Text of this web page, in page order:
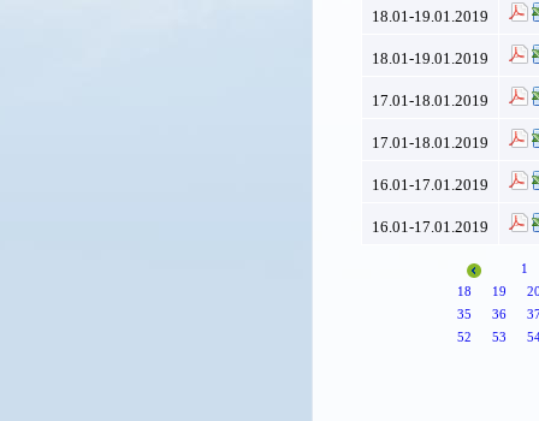
18.01-19.01.2019
18.01-19.01.2019
17.01-18.01.2019
17.01-18.01.2019
16.01-17.01.2019
16.01-17.01.2019
1
18
19
35
36
52
53